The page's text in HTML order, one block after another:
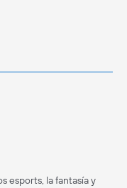
esports, la fantasía y